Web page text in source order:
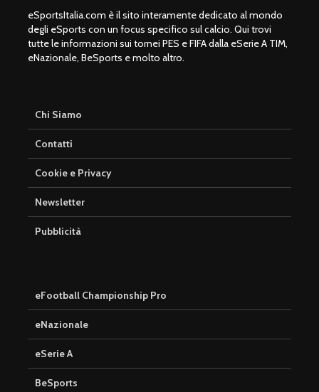
eSportsItalia.com è il sito interamente dedicato al mondo
degli eSports con un focus specifico sul calcio. Qui trovi
tutte le informazioni sui tornei PES e FIFA dalla eSerie A TIM,
eNazionale, BeSports e molto altro.
Chi Siamo
Contatti
Cookie e Privacy
Newsletter
Pubblicità
eFootball Championship Pro
eNazionale
eSerie A
BeSports